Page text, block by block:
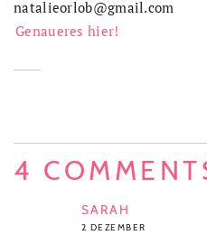
natalieorlob@gmail.com
Genaueres hier!
4
SARAH
2 DEZEMBER